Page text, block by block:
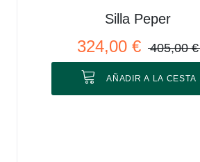
Silla Peper
324,00 € 405,00 €
AÑADIR A LA CESTA